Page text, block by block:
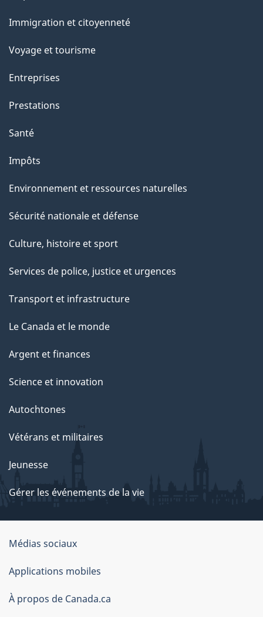
a
a
g
"
sujets
Immigration et citoyenneté
Voyage et tourisme
Entreprises
Prestations
Santé
Impôts
Environnement et ressources naturelles
Sécurité nationale et défense
Culture, histoire et sport
Services de police, justice et urgences
Transport et infrastructure
Le Canada et le monde
Argent et finances
Science et innovation
Autochtones
Vétérans et militaires
Jeunesse
Gérer les événements de la vie
Organisation
du
gouvernement
du
Médias sociaux
Applications mobiles
À propos de Canada.ca